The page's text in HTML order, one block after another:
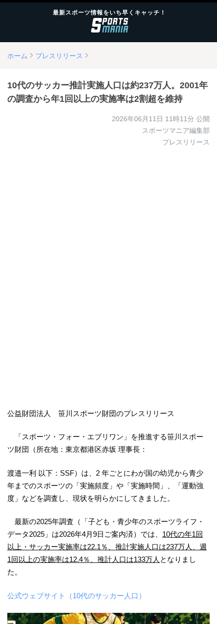
最新スポーツ情報をいち早くキャッチ！
ホーム プレスリリース
10代のサッカー推計実施人口は約237万人。2001年
の調査から年1回以上の実施率は2割超を維持
2026年06月11日 11時11分 公開
スポーツマニア編集部
プレスリリース
公益財団法人 笹川スポーツ財団のプレスリリース
「スポーツ・フォー・エブリワン」を推進する笹川スポー
ツ財団（所在地：東京都港区赤坂 理事長：
渡邉一利 以下：SSF）は、2 年ごとにわが国の幼児から青少
年までのスポーツの「実施頻度」や「実施時間」、「運動強
度」などを調査し、現状を明らかにしてきました。
最新の2025年調査（「子ども・青少年のスポーツライフ・
データ2025」は2026年4月9日ご案内済）では、 10代の年1回
以上・サッカー実施率は22.1％、推計実施人口は237万人、週
1回以上の実施率は12.4％、推計人口は133万人 となりまし
た。
公式ウェブサイト（10代のサッカー人口）